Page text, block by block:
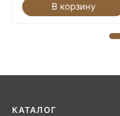
В корзину
КАТАЛОГ